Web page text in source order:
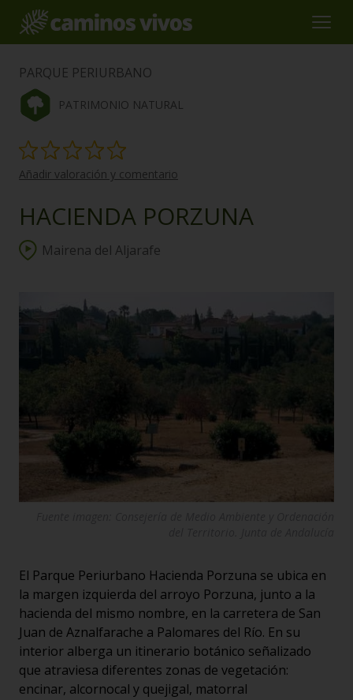
PARQUE PERIURBANO
PATRIMONIO NATURAL
Añadir valoración y comentario
HACIENDA PORZUNA
Mairena del Aljarafe
El Parque Periurbano Hacienda Porzuna se ubica en
la margen izquierda del arroyo Porzuna, junto a la
hacienda del mismo nombre, en la carretera de San
Juan de Aznalfarache a Palomares del Río. En su
interior alberga un itinerario botánico señalizado
que atraviesa diferentes zonas de vegetación:
encinar, alcornocal y quejigal, matorral